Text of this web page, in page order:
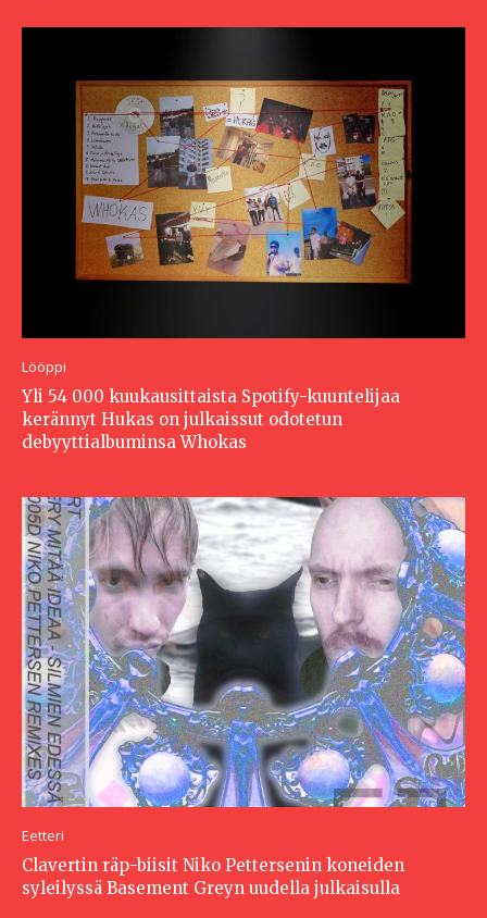
Lööppi
Yli 54 000 kuukausittaista Spotify-kuuntelijaa
kerännyt Hukas on julkaissut odotetun
debyyttialbuminsa Whokas
Eetteri
Clavertin räp-biisit Niko Pettersenin koneiden
syleilyssä Basement Greyn uudella julkaisulla